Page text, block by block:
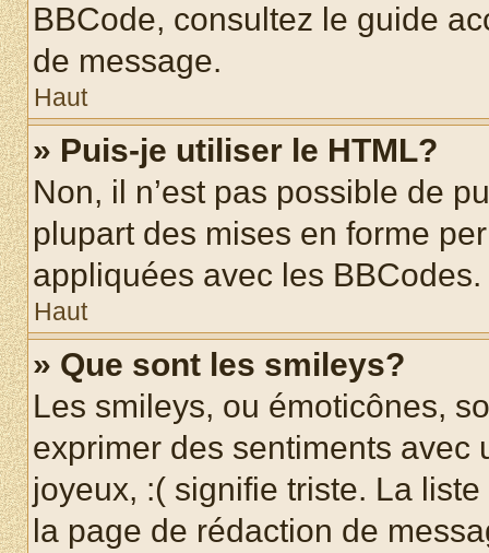
BBCode, consultez le guide
de message.
Haut
» Puis-je utiliser le HTML?
Non, il n’est pas possible de
plupart des mises en forme
appliquées avec les BBCodes.
Haut
» Que sont les smileys?
Les smileys, ou émoticônes,
exprimer des sentiments avec
joyeux, :( signifie triste. La
la page de rédaction de